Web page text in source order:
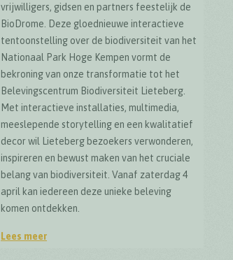
vrijwilligers, gidsen en partners feestelijk de
BioDrome. Deze gloednieuwe interactieve
tentoonstelling over de biodiversiteit van het
Nationaal Park Hoge Kempen vormt de
bekroning van onze transformatie tot het
Belevingscentrum Biodiversiteit Lieteberg.
Met interactieve installaties, multimedia,
meeslepende storytelling en een kwalitatief
decor wil Lieteberg bezoekers verwonderen,
inspireren en bewust maken van het cruciale
belang van biodiversiteit. Vanaf zaterdag 4
april kan iedereen deze unieke beleving
komen ontdekken.
Lees meer